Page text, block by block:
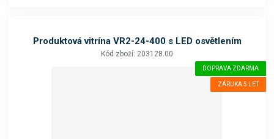
Produktová vitrína VR2-24-400 s LED osvětlením
Kód zboží: 203128.00
DOPRAVA ZDARMA
ZÁRUKA 5 LET